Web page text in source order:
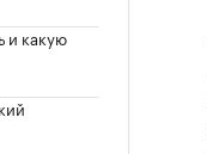
и какую